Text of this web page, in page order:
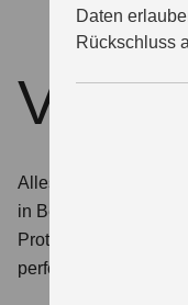
Daten
Rückschluss
V-
Alles können, alles
in Bestausstattung –
Protektoren. Eine
performt.